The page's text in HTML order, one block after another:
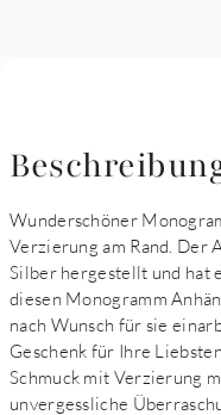
Wunderschöner
Verzierung am Rand. Der
Silber hergestellt und hat
diesen Monogramm
nach Wunsch für sie
Geschenk für Ihre
Schmuck mit Verzierung
unvergessliche